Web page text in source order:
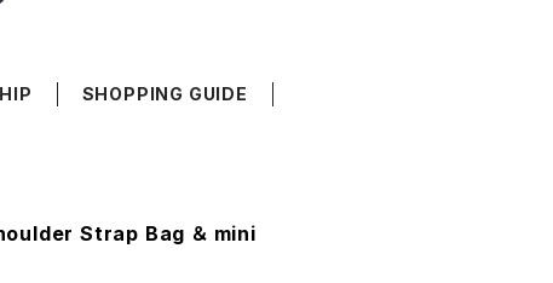
SHOPPING GUIDE
Strap Bag ＆ mini